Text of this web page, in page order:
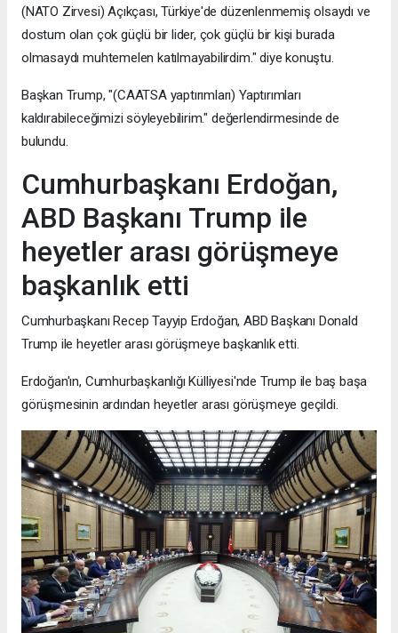
(NATO Zirvesi) Açıkçası, Türkiye'de düzenlenmemiş olsaydı ve
dostum olan çok güçlü bir lider, çok güçlü bir kişi burada
olmasaydı muhtemelen katılmayabilirdim." diye konuştu.
Başkan Trump, "(CAATSA yaptırımları) Yaptırımları
kaldırabileceğimizi söyleyebilirim." değerlendirmesinde de
bulundu.
Cumhurbaşkanı Erdoğan,
ABD Başkanı Trump ile
heyetler arası görüşmeye
başkanlık etti
Cumhurbaşkanı Recep Tayyip Erdoğan, ABD Başkanı Donald
Trump ile heyetler arası görüşmeye başkanlık etti.
Erdoğan'ın, Cumhurbaşkanlığı Külliyesi'nde Trump ile baş başa
görüşmesinin ardından heyetler arası görüşmeye geçildi.